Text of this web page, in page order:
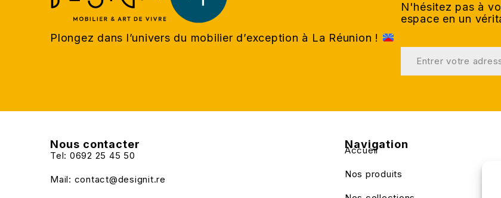
Plongez dans l’univers du mobilier d’exception à La Réunion !
N'hésitez pas à
espace en un
Nous contacter
Tel: 0692 25 45 50
Mail: contact@designit.re
Navigation
Accueil
Nos produits